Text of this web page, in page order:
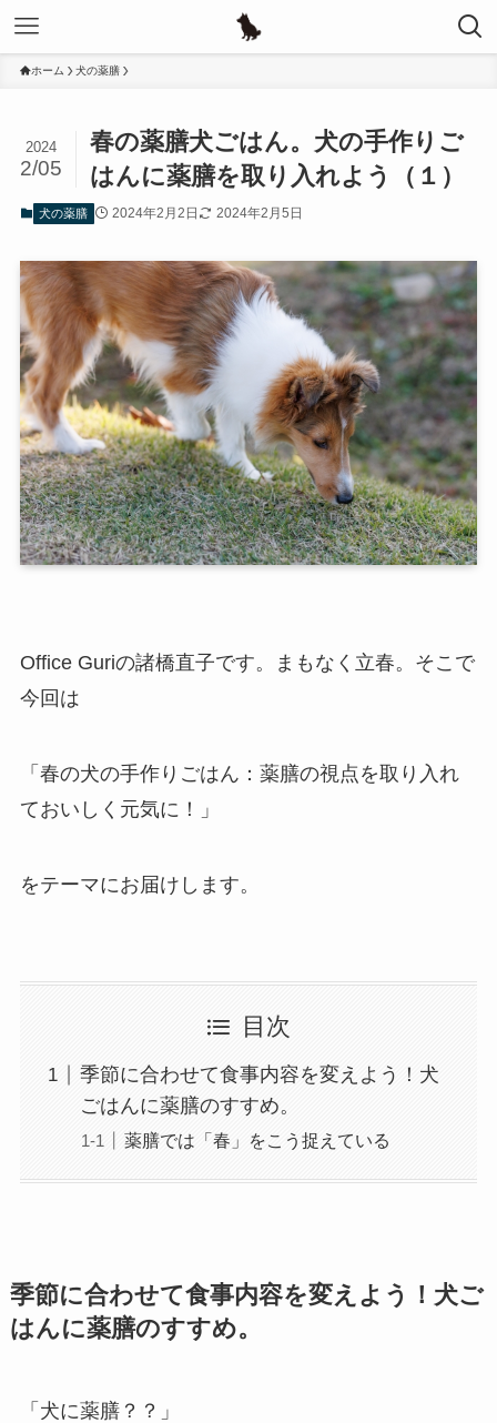
ホーム 犬の薬膳
春の薬膳犬ごはん。犬の手作りご
はんに薬膳を取り入れよう（１）
2024
2/05
犬の薬膳 2024年2月2日 2024年2月5日
Office Guriの諸橋直子です。まもなく立春。そこで
今回は
「春の犬の手作りごはん：薬膳の視点を取り入れ
ておいしく元気に！」
をテーマにお届けします。
目次
季節に合わせて食事内容を変えよう！犬
ごはんに薬膳のすすめ。
薬膳では「春」をこう捉えている
季節に合わせて食事内容を変えよう！犬ご
はんに薬膳のすすめ。
「犬に薬膳？？」